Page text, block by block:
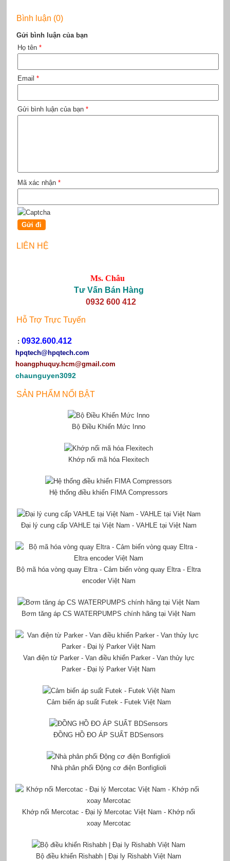
Bình luận (0)
Gửi bình luận của bạn
Họ tên *
Email *
Gửi bình luận của bạn *
Mã xác nhận *
LIÊN HỆ
Ms. Châu
Tư Vấn Bán Hàng
0932 600 412
Hỗ Trợ Trực Tuyến
: 0932.600.412
hpqtech@hpqtech.com
hoangphuquy.hcm@gmail.com
chaunguyen3092
SẢN PHẨM NỔI BẬT
Bộ Điều Khiển Mức Inno
Khớp nối mã hóa Flexitech
Hệ thống điều khiển FIMA Compressors
Đại lý cung cấp VAHLE tại Việt Nam - VAHLE tại Việt Nam
Bộ mã hóa vòng quay Eltra - Cảm biến vòng quay Eltra - Eltra
encoder Việt Nam
Bơm tăng áp CS WATERPUMPS chính hãng tại Việt Nam
Van điện từ Parker - Van điều khiển Parker - Van thủy lực
Parker - Đại lý Parker Việt Nam
Cảm biến áp suất Futek - Futek Việt Nam
ĐỒNG HỒ ĐO ÁP SUẤT BDSensors
Nhà phân phối Động cơ điện Bonfiglioli
Khớp nối Mercotac - Đại lý Mercotac Việt Nam - Khớp nối
xoay Mercotac
Bộ điều khiển Rishabh | Đại ly Rishabh Việt Nam